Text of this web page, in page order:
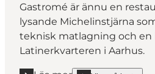
Gastromé är ännu en
lysande Michelinstjärna
teknisk matlagning och en
Latinerkvarteren i Aarhus.